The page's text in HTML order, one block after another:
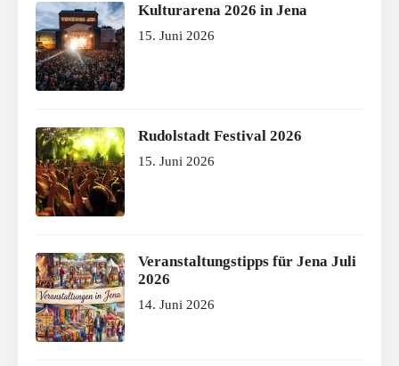
Kulturarena 2026 in Jena
15. Juni 2026
Rudolstadt Festival 2026
15. Juni 2026
Veranstaltungstipps für Jena Juli
2026
14. Juni 2026